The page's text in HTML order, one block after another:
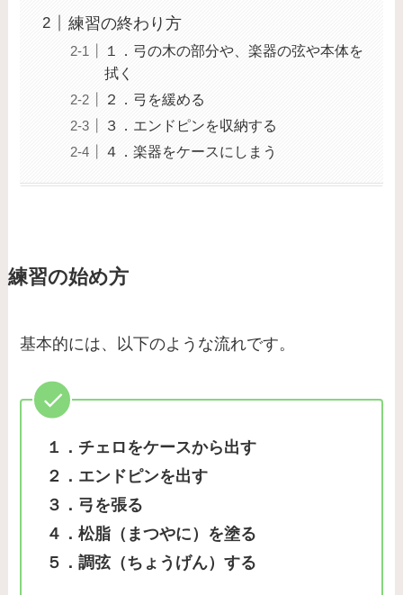
練習の終わり方
１．弓の木の部分や、楽器の弦や本体を
拭く
２．弓を緩める
３．エンドピンを収納する
４．楽器をケースにしまう
練習の始め方
基本的には、以下のような流れです。
１．チェロをケースから出す
２．エンドピンを出す
３．弓を張る
４．松脂（まつやに）を塗る
５．調弦（ちょうげん）する